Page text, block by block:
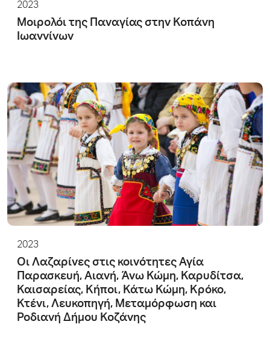
2023
Μοιρολόι της Παναγίας στην Κοπάνη
Ιωαννίνων
2023
Οι Λαζαρίνες στις κοινότητες Αγία
Παρασκευή, Αιανή, Άνω Κώμη, Καρυδίτσα,
Καισαρείας, Κήποι, Κάτω Κώμη, Κρόκο,
Κτένι, Λευκοπηγή, Μεταμόρφωση και
Ροδιανή Δήμου Κοζάνης